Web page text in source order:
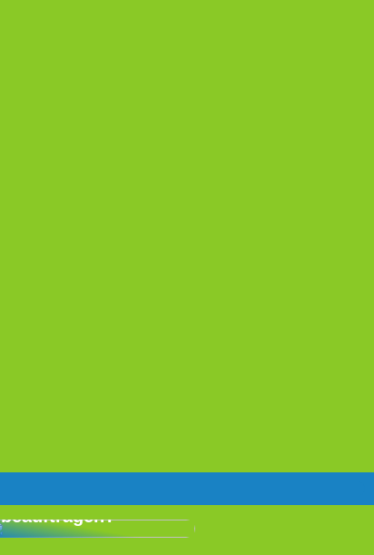
beauftragen?